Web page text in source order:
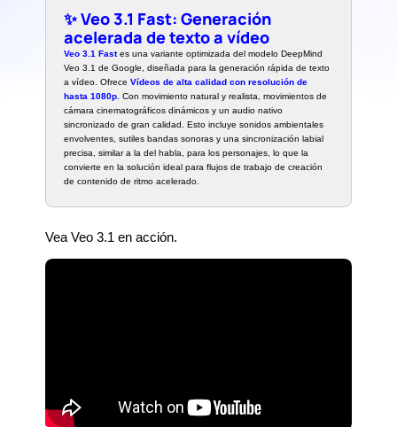
✨ Veo 3.1 Fast: Generación
acelerada de texto a vídeo
Veo 3.1 Fastes una variante optimizada del modelo DeepMind
Veo 3.1 de Google, diseñada para la generación rápida de texto
a vídeo. OfreceVídeos de alta calidad con resolución de
hasta 1080p. Con movimiento natural y realista, movimientos de
cámara cinematográficos dinámicos y un audio nativo
sincronizado de gran calidad. Esto incluye sonidos ambientales
envolventes, sutiles bandas sonoras y una sincronización labial
precisa, similar a la del habla, para los personajes, lo que la
convierte en la solución ideal para flujos de trabajo de creación
de contenido de ritmo acelerado.
Vea Veo 3.1 en acción.